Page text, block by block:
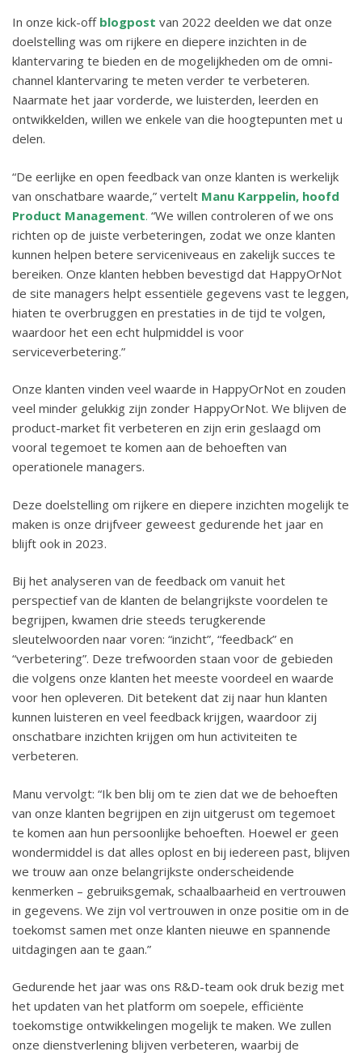
In onze kick-off blogpost van 2022 deelden we dat onze
doelstelling was om rijkere en diepere inzichten in de
klantervaring te bieden en de mogelijkheden om de omni-
channel klantervaring te meten verder te verbeteren.
Naarmate het jaar vorderde, we luisterden, leerden en
ontwikkelden, willen we enkele van die hoogtepunten met u
delen.
“De eerlijke en open feedback van onze klanten is werkelijk
van onschatbare waarde,” vertelt Manu Karppelin, hoofd
Product Management. “We willen controleren of we ons
richten op de juiste verbeteringen, zodat we onze klanten
kunnen helpen betere serviceniveaus en zakelijk succes te
bereiken. Onze klanten hebben bevestigd dat HappyOrNot
de site managers helpt essentiële gegevens vast te leggen,
hiaten te overbruggen en prestaties in de tijd te volgen,
waardoor het een echt hulpmiddel is voor
serviceverbetering.”
Onze klanten vinden veel waarde in HappyOrNot en zouden
veel minder gelukkig zijn zonder HappyOrNot. We blijven de
product-market fit verbeteren en zijn erin geslaagd om
vooral tegemoet te komen aan de behoeften van
operationele managers.
Deze doelstelling om rijkere en diepere inzichten mogelijk te
maken is onze drijfveer geweest gedurende het jaar en
blijft ook in 2023.
Bij het analyseren van de feedback om vanuit het
perspectief van de klanten de belangrijkste voordelen te
begrijpen, kwamen drie steeds terugkerende
sleutelwoorden naar voren: “inzicht”, “feedback” en
“verbetering”. Deze trefwoorden staan voor de gebieden
die volgens onze klanten het meeste voordeel en waarde
voor hen opleveren. Dit betekent dat zij naar hun klanten
kunnen luisteren en veel feedback krijgen, waardoor zij
onschatbare inzichten krijgen om hun activiteiten te
verbeteren.
Manu vervolgt: “Ik ben blij om te zien dat we de behoeften
van onze klanten begrijpen en zijn uitgerust om tegemoet
te komen aan hun persoonlijke behoeften. Hoewel er geen
wondermiddel is dat alles oplost en bij iedereen past, blijven
we trouw aan onze belangrijkste onderscheidende
kenmerken – gebruiksgemak, schaalbaarheid en vertrouwen
in gegevens. We zijn vol vertrouwen in onze positie om in de
toekomst samen met onze klanten nieuwe en spannende
uitdagingen aan te gaan.”
Gedurende het jaar was ons R&D-team ook druk bezig met
het updaten van het platform om soepele, efficiënte
toekomstige ontwikkelingen mogelijk te maken. We zullen
onze dienstverlening blijven verbeteren, waarbij de